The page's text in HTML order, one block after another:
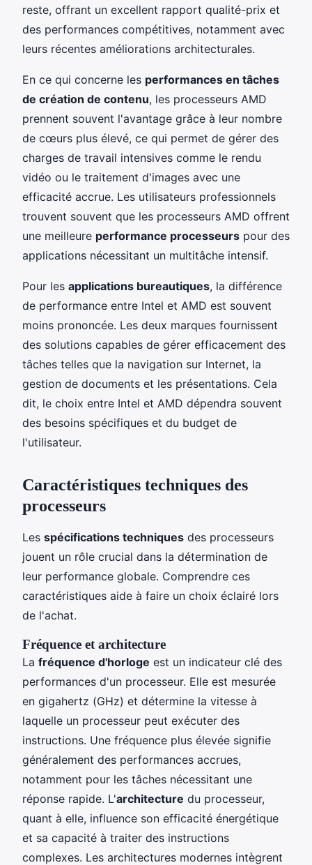
reste, offrant un excellent rapport qualité-prix et
des performances compétitives, notamment avec
leurs récentes améliorations architecturales.
En ce qui concerne les performances en tâches
de création de contenu, les processeurs AMD
prennent souvent l'avantage grâce à leur nombre
de cœurs plus élevé, ce qui permet de gérer des
charges de travail intensives comme le rendu
vidéo ou le traitement d'images avec une
efficacité accrue. Les utilisateurs professionnels
trouvent souvent que les processeurs AMD offrent
une meilleure performance processeurs pour des
applications nécessitant un multitâche intensif.
Pour les applications bureautiques, la différence
de performance entre Intel et AMD est souvent
moins prononcée. Les deux marques fournissent
des solutions capables de gérer efficacement des
tâches telles que la navigation sur Internet, la
gestion de documents et les présentations. Cela
dit, le choix entre Intel et AMD dépendra souvent
des besoins spécifiques et du budget de
l'utilisateur.
Caractéristiques techniques des
processeurs
Les spécifications techniques des processeurs
jouent un rôle crucial dans la détermination de
leur performance globale. Comprendre ces
caractéristiques aide à faire un choix éclairé lors
de l'achat.
Fréquence et architecture
La fréquence d'horloge est un indicateur clé des
performances d'un processeur. Elle est mesurée
en gigahertz (GHz) et détermine la vitesse à
laquelle un processeur peut exécuter des
instructions. Une fréquence plus élevée signifie
généralement des performances accrues,
notamment pour les tâches nécessitant une
réponse rapide. L'architecture du processeur,
quant à elle, influence son efficacité énergétique
et sa capacité à traiter des instructions
complexes. Les architectures modernes intègrent